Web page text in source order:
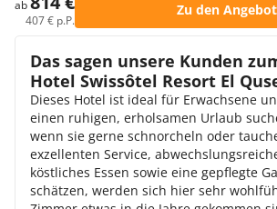
ab
407 € p.P.
Zu den
Das sagen unsere Kunden
Hotel Swissôtel Resort El
Dieses Hotel ist ideal für Erwachsene
einen ruhigen, erholsamen Urlaub
wenn sie gerne schnorcheln oder
exzellenten Service,
köstliches Essen sowie eine gepflegte
schätzen, werden sich hier sehr